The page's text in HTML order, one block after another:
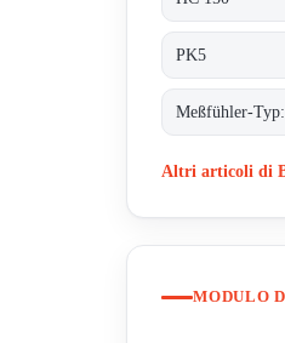
PK5
Altri articoli di
MODULO